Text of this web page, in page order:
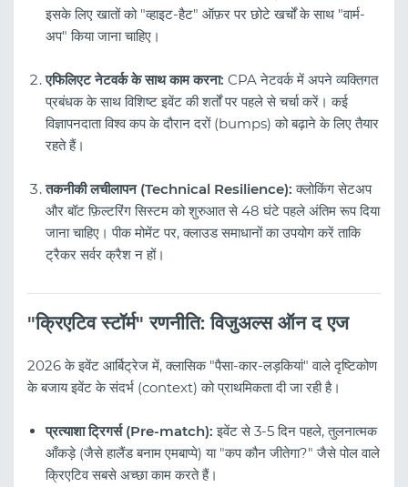
इसके लिए खातों को "व्हाइट-हैट" ऑफ़र पर छोटे खर्चों के साथ "वार्म-
अप" किया जाना चाहिए।
एफिलिएट नेटवर्क के साथ काम करना: CPA नेटवर्क में अपने व्यक्तिगत
प्रबंधक के साथ विशिष्ट इवेंट की शर्तों पर पहले से चर्चा करें। कई
विज्ञापनदाता विश्व कप के दौरान दरों (bumps) को बढ़ाने के लिए तैयार
रहते हैं।
तकनीकी लचीलापन (Technical Resilience): क्लोकिंग सेटअप
और बॉट फ़िल्टरिंग सिस्टम को शुरुआत से 48 घंटे पहले अंतिम रूप दिया
जाना चाहिए। पीक मोमेंट पर, क्लाउड समाधानों का उपयोग करें ताकि
ट्रैकर सर्वर क्रैश न हों।
"क्रिएटिव स्टॉर्म" रणनीति: विजुअल्स ऑन द एज
2026 के इवेंट आर्बिट्रेज में, क्लासिक "पैसा-कार-लड़कियां" वाले दृष्टिकोण
के बजाय इवेंट के संदर्भ (context) को प्राथमिकता दी जा रही है।
प्रत्याशा ट्रिगर्स (Pre-match): इवेंट से 3-5 दिन पहले, तुलनात्मक
आँकड़े (जैसे हालैंड बनाम एमबाप्पे) या "कप कौन जीतेगा?" जैसे पोल वाले
क्रिएटिव सबसे अच्छा काम करते हैं।